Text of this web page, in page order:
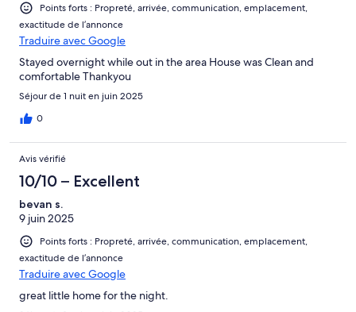
Points forts : Propreté, arrivée, communication, emplacement,
exactitude de l’annonce
Traduire avec Google
Stayed overnight while out in the area House was Clean and
comfortable Thankyou
Séjour de 1 nuit en juin 2025
0
Avis vérifié
10/10 – Excellent
bevan s.
9 juin 2025
Points forts : Propreté, arrivée, communication, emplacement,
exactitude de l’annonce
Traduire avec Google
great little home for the night.